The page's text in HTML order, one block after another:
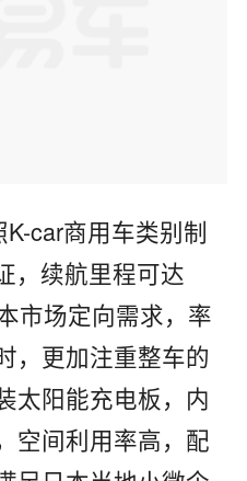
car商用车类别制
，续航里程可达
市场定向需求，率
，更加注重整车的
太阳能充电板，内
空间利用率高，配